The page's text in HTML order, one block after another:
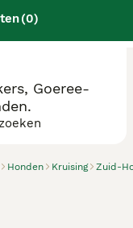
(0)
Honden Kruising Zuid-
Goeree-